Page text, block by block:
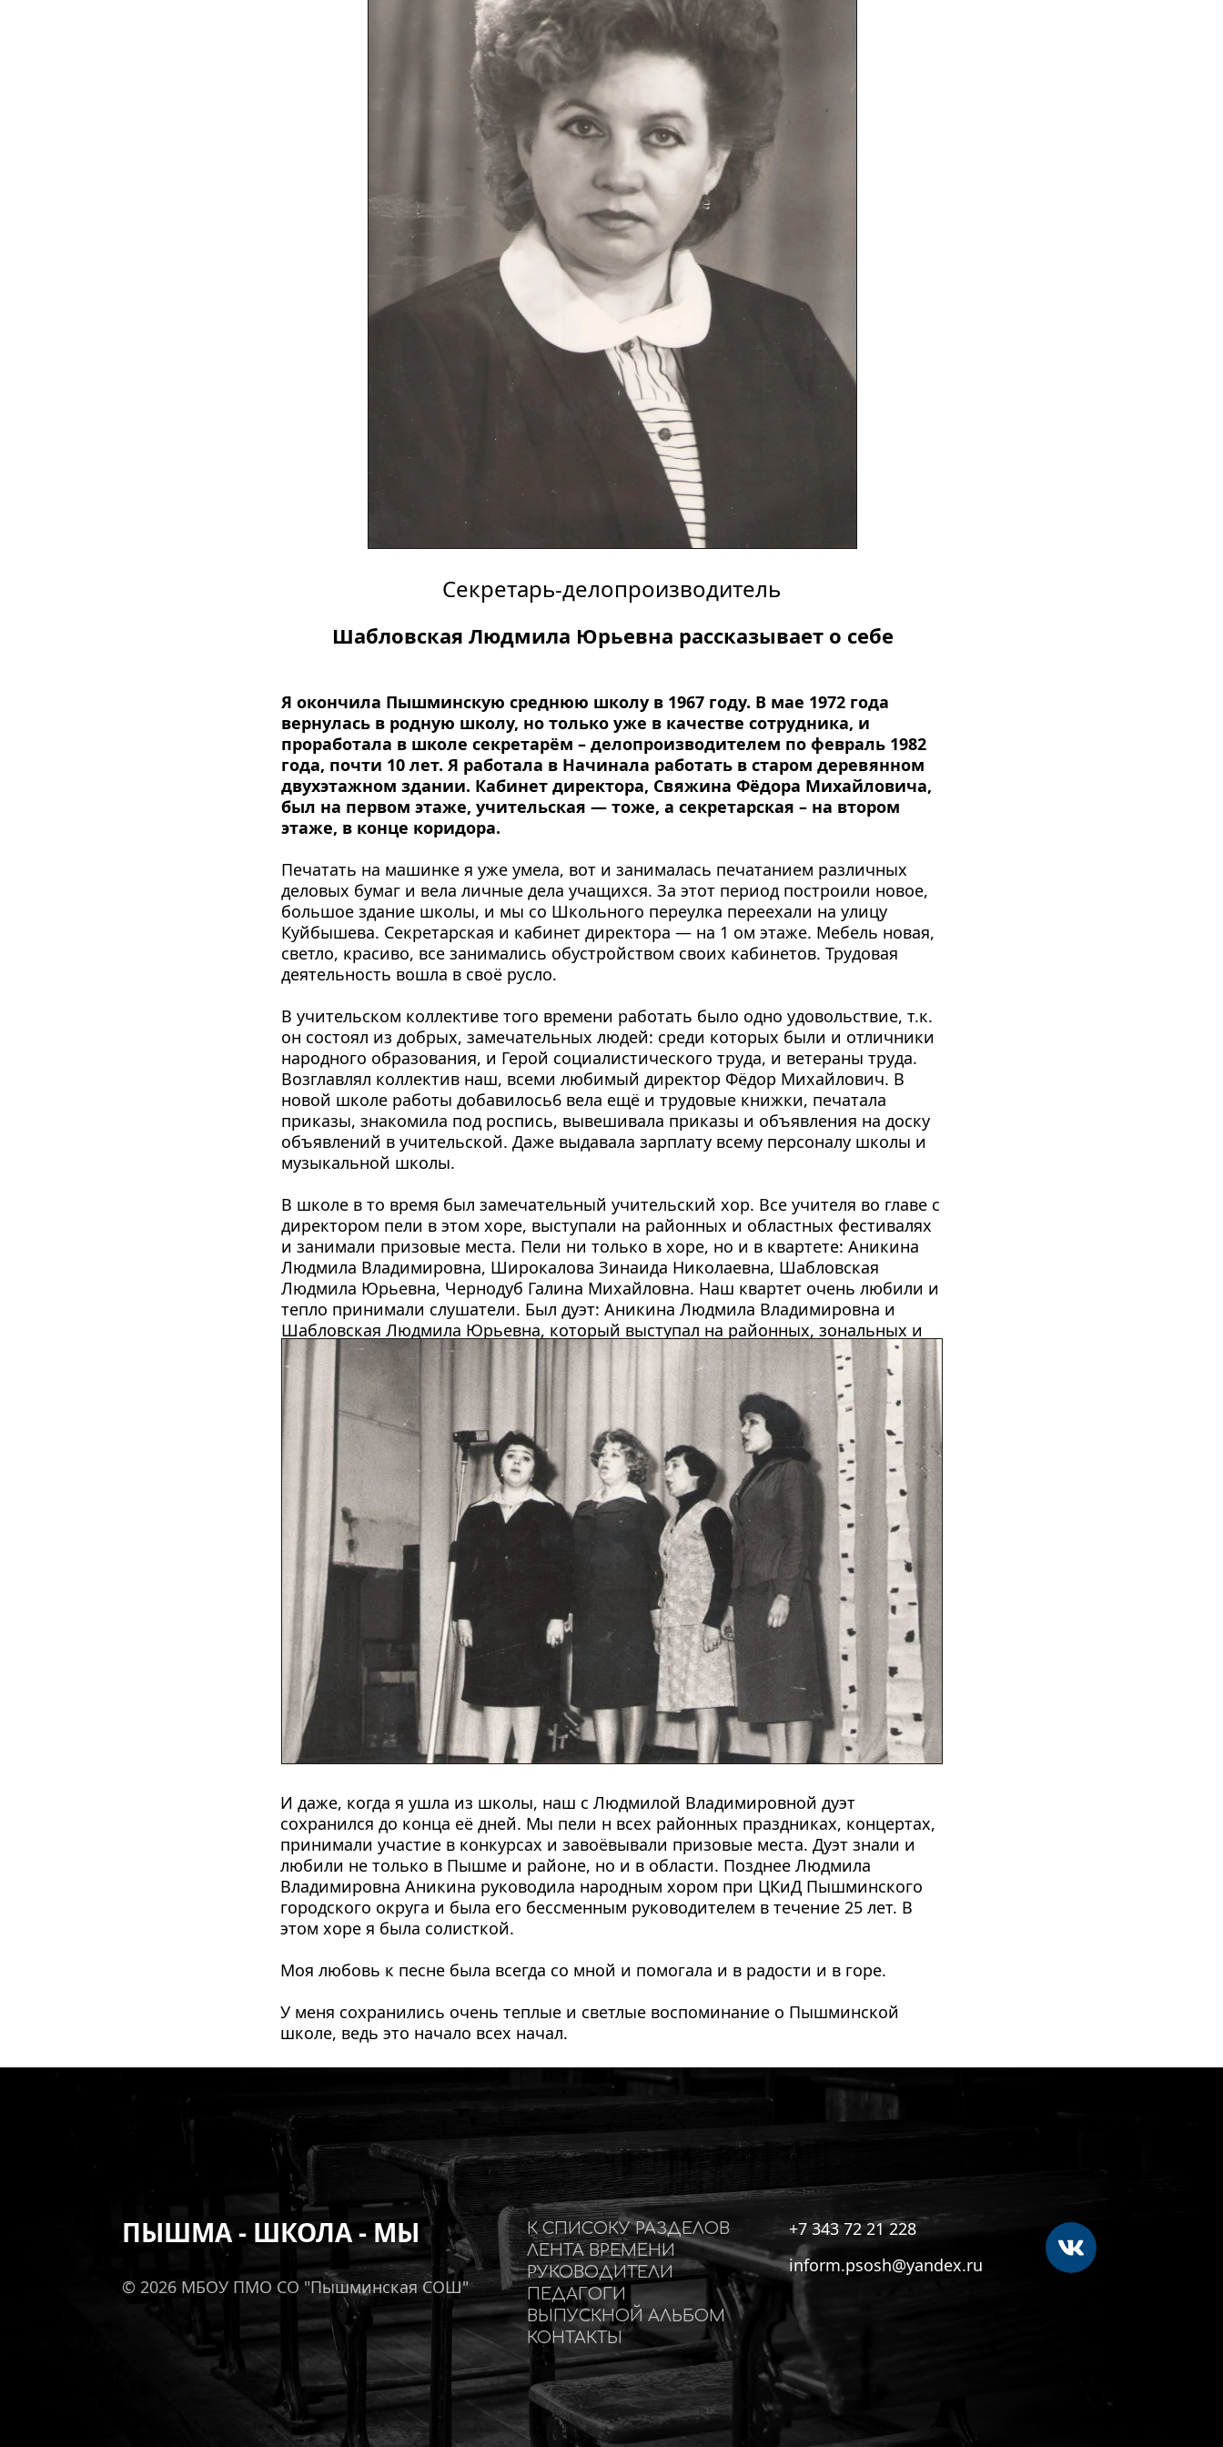
Шабловская Людмила Юрьевна рассказывает о себе
Секретарь-делопроизводитель
Я окончила Пышминскую среднюю школу в 1967 году. В мае 1972 года
вернулась в родную школу, но только уже в качестве сотрудника, и
проработала в школе секретарём – делопроизводителем по февраль 1982
года, почти 10 лет. Я работала в Начинала работать в старом деревянном
двухэтажном здании. Кабинет директора, Свяжина Фёдора Михайловича,
был на первом этаже, учительская — тоже, а секретарская – на втором
этаже, в конце коридора.
Печатать на машинке я уже умела, вот и занималась печатанием различных
деловых бумаг и вела личные дела учащихся. За этот период построили новое,
большое здание школы, и мы со Школьного переулка переехали на улицу
Куйбышева. Секретарская и кабинет директора — на 1 ом этаже. Мебель новая,
светло, красиво, все занимались обустройством своих кабинетов. Трудовая
деятельность вошла в своё русло.
В учительском коллективе того времени работать было одно удовольствие, т.к.
он состоял из добрых, замечательных людей: среди которых были и отличники
народного образования, и Герой социалистического труда, и ветераны труда.
Возглавлял коллектив наш, всеми любимый директор Фёдор Михайлович. В
новой школе работы добавилось6 вела ещё и трудовые книжки, печатала
приказы, знакомила под роспись, вывешивала приказы и объявления на доску
объявлений в учительской. Даже выдавала зарплату всему персоналу школы и
музыкальной школы.
В школе в то время был замечательный учительский хор. Все учителя во главе с
директором пели в этом хоре, выступали на районных и областных фестивалях
и занимали призовые места. Пели ни только в хоре, но и в квартете: Аникина
Людмила Владимировна, Широкалова Зинаида Николаевна, Шабловская
Людмила Юрьевна, Чернодуб Галина Михайловна. Наш квартет очень любили и
тепло принимали слушатели. Был дуэт: Аникина Людмила Владимировна и
Шабловская Людмила Юрьевна, который выступал на районных, зональных и
областных фестивалях, мы занимали всегда достойные места, защищали честь
школы и района. С тех пор песня осталась со мной на всю жизнь.
И даже, когда я ушла из школы, наш с Людмилой Владимировной дуэт
сохранился до конца её дней. Мы пели н всех районных праздниках, концертах,
принимали участие в конкурсах и завоёвывали призовые места. Дуэт знали и
любили не только в Пышме и районе, но и в области. Позднее Людмила
Владимировна Аникина руководила народным хором при ЦКиД Пышминского
городского округа и была его бессменным руководителем в течение 25 лет. В
этом хоре я была солисткой.
Моя любовь к песне была всегда со мной и помогала и в радости и в горе.
У меня сохранились очень теплые и светлые воспоминание о Пышминской
школе, ведь это начало всех начал.
ПЫШМА - ШКОЛА - МЫ
К СПИСОКУ РАЗДЕЛОВ
ЛЕНТА ВРЕМЕНИ
РУКОВОДИТЕЛИ
ПЕДАГОГИ
ВЫПУСКНОЙ АЛЬБОМ
КОНТАКТЫ
+7 343 72 21 228
inform.psosh@yandex.ru
© 2026 МБОУ ПМО СО "Пышминская СОШ"